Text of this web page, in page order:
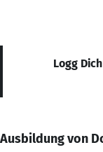
Logg
Ausbildung von